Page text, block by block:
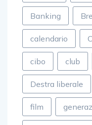
Banking
calendario
cibo club
Destra liberale
film